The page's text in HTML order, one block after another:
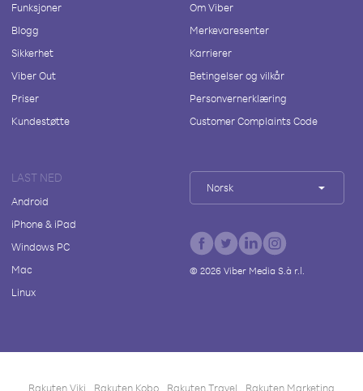
Funksjoner
Blogg
Sikkerhet
Viber Out
Priser
Kundestøtte
Om Viber
Merkevaresenter
Karrierer
Betingelser og vilkår
Personvernerklæring
Customer Complaints Code
LAST NED
Android
iPhone & iPad
Windows PC
Mac
Linux
Norsk
© 2026Viber Media S.à r.l.
Rakuten Viki Rakuten Kobo Rakuten Travel Rakuten Marketing